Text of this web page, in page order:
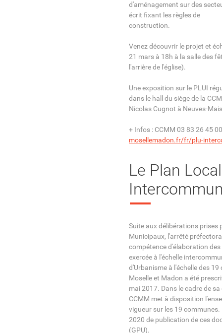
d'aménagement sur des
écrit fixant les règles de
construction.
Venez découvrir le projet et
21 mars à 18h à la salle des
l'arrière de l'église).
Une exposition sur le PLUI
dans le hall du siège de la
Nicolas Cugnot à Neuves-
+ Infos : CCMM 03 83 26 45
mosellemadon.fr/fr/plu-
Le Plan
Suite aux délibérations prises
Municipaux, l'arrêté
compétence d'élaboration
exercée à l'échelle
d'Urbanisme à l'échelle des
Moselle et Madon a été
mai 2017. Dans le cadre de
CCMM met à disposition
vigueur sur les 19
2020 de publication de ces
(GPU).